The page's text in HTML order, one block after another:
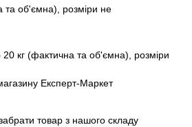
та об'ємна), розміри не
кг (фактична та об'ємна), розміри
товар з нашого складу